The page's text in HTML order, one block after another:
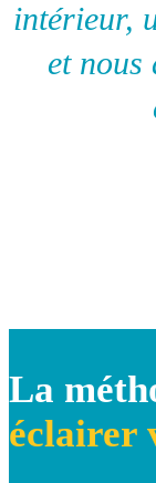
intérieur,
et nous
La
éclairer